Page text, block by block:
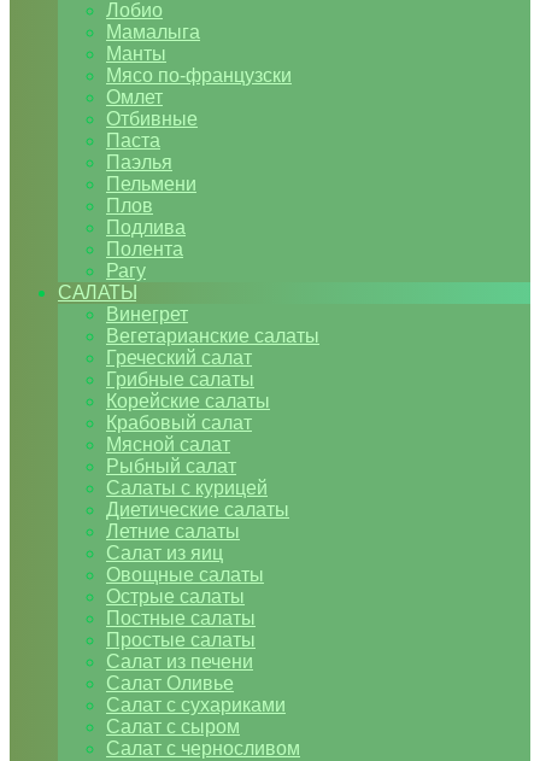
Лобио
Мамалыга
Манты
Мясо по-французски
Омлет
Отбивные
Паста
Паэлья
Пельмени
Плов
Подлива
Полента
Рагу
САЛАТЫ
Винегрет
Вегетарианские салаты
Греческий салат
Грибные салаты
Корейские салаты
Крабовый салат
Мясной салат
Рыбный салат
Салаты с курицей
Диетические салаты
Летние салаты
Салат из яиц
Овощные салаты
Острые салаты
Постные салаты
Простые салаты
Салат из печени
Салат Оливье
Салат с сухариками
Салат с сыром
Салат с черносливом